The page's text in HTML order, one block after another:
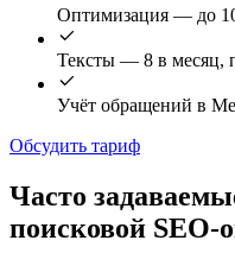
Оптимизация — до
Тексты — 8 в месяц,
Учёт обращений в
Обсудить тариф
Часто
поисковой SEO-